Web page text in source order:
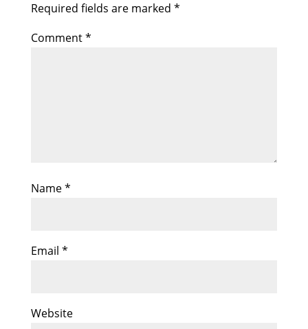
Required fields are marked *
Comment*
Name*
Email *
Website